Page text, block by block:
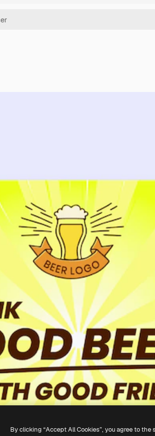
By clicking “Accept All Cookies”, you agree to